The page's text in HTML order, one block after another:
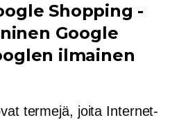
Shopping -
Google
ilmainen
termejä, joita Internet-